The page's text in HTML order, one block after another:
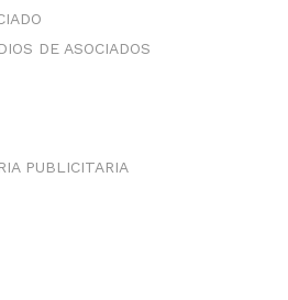
DE ASOCIADOS
PUBLICITARIA